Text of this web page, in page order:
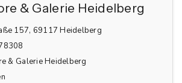
& Galerie Heidelberg
157, 69117 Heidelberg
& Galerie Heidelberg